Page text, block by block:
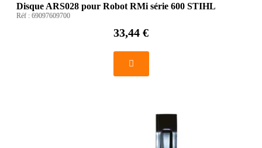
Disque ARS028 pour Robot RMi série 600 STIHL
Réf : 69097609700
33,44 €